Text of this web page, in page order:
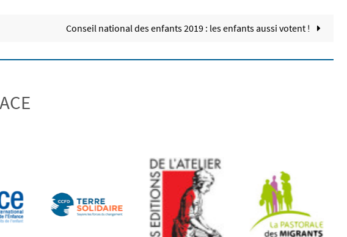
Conseil national des enfants 2019 : les enfants aussi votent !